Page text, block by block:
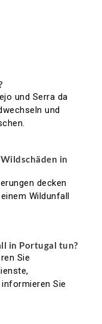
und Serra da
und
in
decken
Wildunfall
in Portugal tun?
Sie
Sie